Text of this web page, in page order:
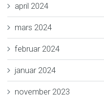
april 2024
mars 2024
februar 2024
januar 2024
november 2023